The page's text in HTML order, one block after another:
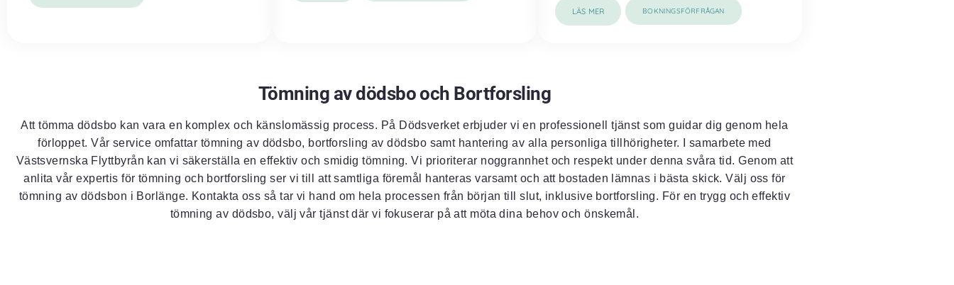
LÄS MER BOKNINGSFÖRFRÅGAN
Tömning av dödsbo och Bortforsling
Att tömma dödsbo kan vara en komplex och känslomässig process. På Dödsverket erbjuder vi en professionell tjänst som guidar dig genom hela
förloppet. Vår service omfattar tömning av dödsbo, bortforsling av dödsbo samt hantering av alla personliga tillhörigheter. I samarbete med
Västsvernska Flyttbyrån kan vi säkerställa en effektiv och smidig tömning. Vi prioriterar noggrannhet och respekt under denna svåra tid. Genom att
anlita vår expertis för tömning och bortforsling ser vi till att samtliga föremål hanteras varsamt och att bostaden lämnas i bästa skick. Välj oss för
tömning av dödsbon i Borlänge. Kontakta oss så tar vi hand om hela processen från början till slut, inklusive bortforsling. För en trygg och effektiv
tömning av dödsbo, välj vår tjänst där vi fokuserar på att möta dina behov och önskemål.